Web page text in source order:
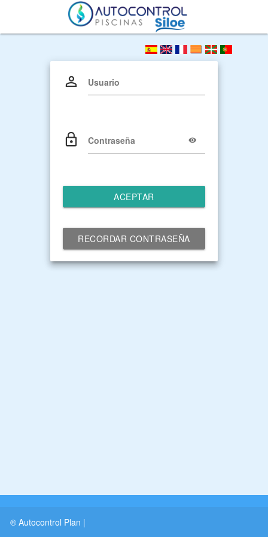
Usuario
Contraseña
ACEPTAR
RECORDAR CONTRASEÑA
® Autocontrol Plan |